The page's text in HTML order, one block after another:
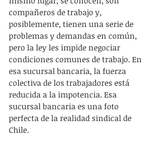
compañeros de trabajo y,
posiblemente, tienen una serie de
problemas y demandas en común,
pero la ley les impide negociar
condiciones comunes de trabajo. En
esa sucursal bancaria, la fuerza
colectiva de los trabajadores está
reducida a la impotencia. Esa
sucursal bancaria es una foto
perfecta de la realidad sindical de
Chile.